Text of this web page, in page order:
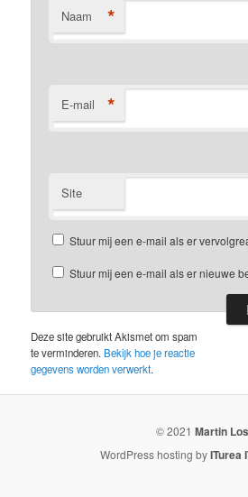
Naam *
E-mail *
Site
Stuur mij een e-mail als er
Stuur mij een e-mail als er nieuwe
Deze site gebruikt Akismet om spam
te verminderen. Bekijk hoe je reactie
gegevens worden verwerkt.
© 2021 Martin Los
WordPress hosting byITurea